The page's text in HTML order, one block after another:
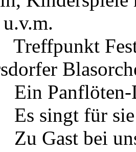
Panflöten-
singt für sie
Gast bei